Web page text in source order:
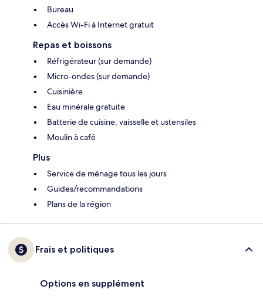
Bureau
Accès Wi-Fi à Internet gratuit
Repas et boissons
Réfrigérateur (sur demande)
Micro-ondes (sur demande)
Cuisinière
Eau minérale gratuite
Batterie de cuisine, vaisselle et ustensiles
Moulin à café
Plus
Service de ménage tous les jours
Guides/recommandations
Plans de la région
Frais et politiques
Options en supplément